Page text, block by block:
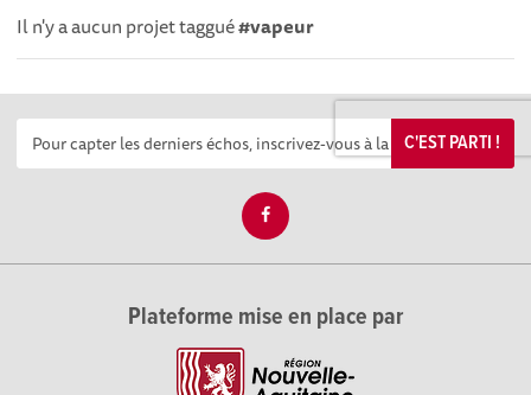
Il n'y a aucun projet taggué#vapeur
C'EST PARTI !
Plateforme mise en place par